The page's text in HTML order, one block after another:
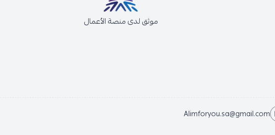
موثق لدى منصة الأعمال
Alimforyou.sa@gmail.com